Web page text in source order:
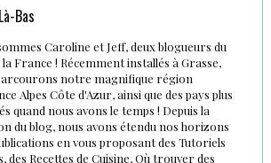
Bas
Caroline et Jeff, deux blogueurs du
la France ! Récemment installés à Grasse,
notre magnifique région
Alpes Côte d'Azur, ainsi que des pays plus
quand nous avons le temps ! Depuis la
du blog, nous avons étendu nos horizons
en vous proposant des Tutoriels
des Recettes de Cuisine, Où trouver des